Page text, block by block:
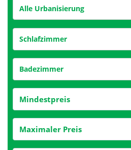
Alle Urbanisierung
Schlafzimmer
Badezimmer